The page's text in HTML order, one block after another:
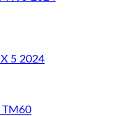
5 2024